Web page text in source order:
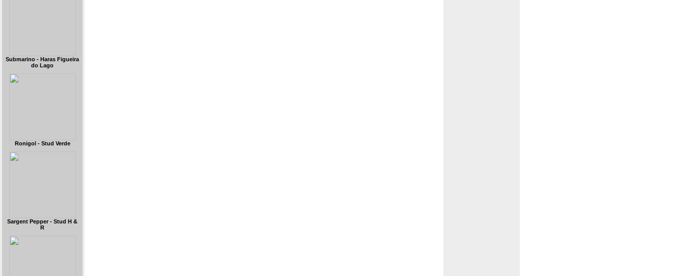
Submarino - Haras Figueira
do Lago
Ronigol - Stud Verde
Sargent Pepper - Stud H &
R